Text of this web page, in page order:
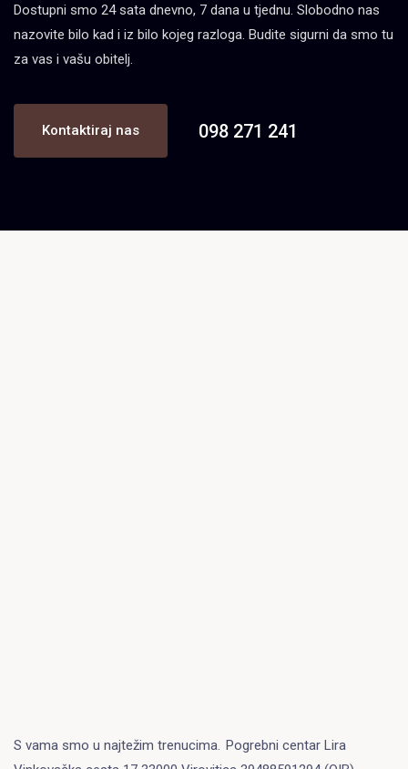
Dostupni smo 24 sata dnevno, 7 dana u tjednu. Slobodno nas
nazovite bilo kad i iz bilo kojeg razloga. Budite sigurni da smo tu
za vas i vašu obitelj.
Kontaktiraj nas 098 271 241
S vama smo u najtežim trenucima. Pogrebni centar Lira